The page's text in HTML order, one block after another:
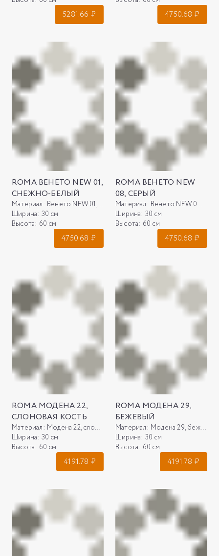
5281.66 ₽ 4750.68 ₽
ROMA ВЕНЕТО NEW 01,
СНЕЖНО-БЕЛЫЙ
Материал: Венето NEW 01, снежно-белый
Ширина: 30 см
Высота: 60 см
4750.68 ₽
ROMA ВЕНЕТО NEW
08, СЕРЫЙ
Материал: Венето NEW 08, серый
Ширина: 30 см
Высота: 60 см
4750.68 ₽
ROMA МОДЕНА 22,
СЛОНОВАЯ КОСТЬ
Материал: Модена 22, слоновая кость
Ширина: 30 см
Высота: 60 см
4191.78 ₽
ROMA МОДЕНА 29,
БЕЖЕВЫЙ
Материал: Модена 29, бежевый
Ширина: 30 см
Высота: 60 см
4191.78 ₽